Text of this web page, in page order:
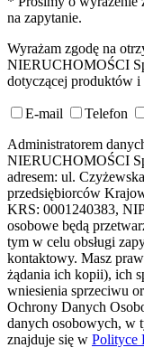
na zapytanie.
Wyrażam zgodę na
NIERUCHOMOŚCI
dotyczącej produktów i
E-mail Telefon
Administratorem
NIERUCHOMOŚCI
adresem: ul.
przedsiębiorców
KRS: 0001240383,
osobowe będą
tym w celu obsługi
kontaktowy. Masz
żądania ich kopii), ich
wniesienia sprzeciwu
Ochrony Danych
danych osobowych, w
znajduje się w Polityce